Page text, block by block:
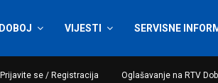
DOBOJ VIJESTI SERVISNE
Prijavite se / Registracija Oglašavanje na RTV